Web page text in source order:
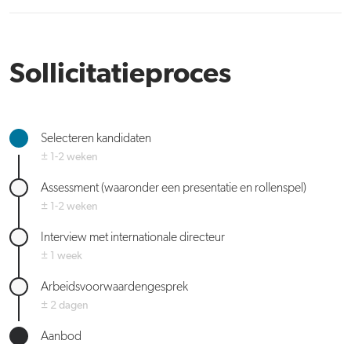
Sollicitatieproces
Selecteren kandidaten
± 1-2 weken
Assessment (waaronder een presentatie en rollenspel)
± 1-2 weken
Interview met internationale directeur
± 1 week
Arbeidsvoorwaardengesprek
± 2 dagen
Aanbod